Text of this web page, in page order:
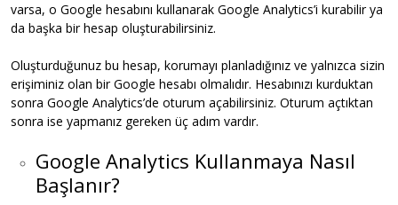
varsa, o Google hesabını kullanarak Google Analytics’i kurabilir ya
da başka bir hesap oluşturabilirsiniz.
Oluşturduğunuz bu hesap, korumayı planladığınız ve yalnızca sizin
erişiminiz olan bir Google hesabı olmalıdır. Hesabınızı kurduktan
sonra Google Analytics’de oturum açabilirsiniz. Oturum açtıktan
sonra ise yapmanız gereken üç adım vardır.
Google Analytics Kullanmaya Nasıl
Başlanır?